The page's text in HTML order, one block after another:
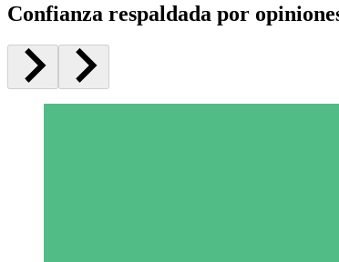
Confianza respaldada por